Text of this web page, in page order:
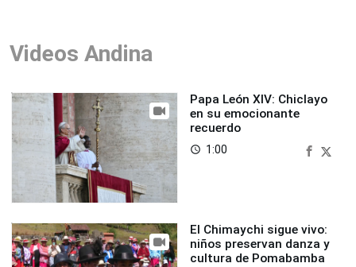
Videos Andina
Papa León XIV: Chiclayo
en su emocionante
recuerdo
access_time 1:00
El Chimaychi sigue vivo:
niños preservan danza y
cultura de Pomabamba